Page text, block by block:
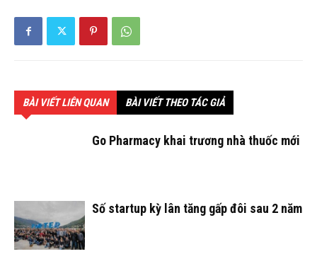
BÀI VIẾT LIÊN QUAN BÀI VIẾT THEO TÁC GIẢ
Go Pharmacy khai trương nhà thuốc mới
Số startup kỳ lân tăng gấp đôi sau 2 năm